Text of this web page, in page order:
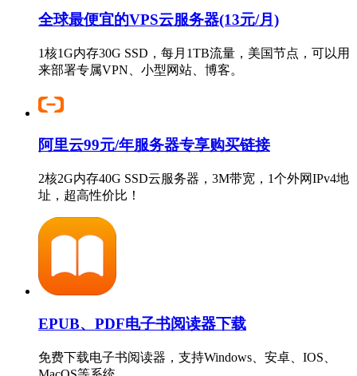
全球最便宜的VPS云服务器(13元/月)
1核1G内存30G SSD，每月1TB流量，美国节点，可以用
来部署专属VPN、小型网站、博客。
阿里云99元/年服务器专享购买链接
2核2G内存40G SSD云服务器，3M带宽，1个外网IPv4地
址，超高性价比！
EPUB、PDF电子书阅读器下载
免费下载电子书阅读器，支持Windows、安卓、IOS、